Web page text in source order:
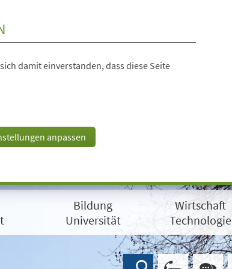
damit einverstanden, dass diese Seite
anpassen
Bildung
Universität
Wirtschaft
Technologie